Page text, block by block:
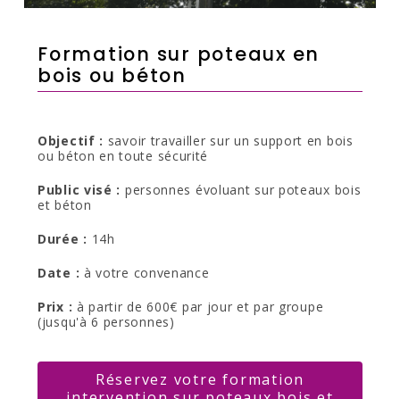
Formation sur poteaux en
bois ou béton
Objectif : savoir travailler sur un support en bois
ou béton en toute sécurité
Public visé : personnes évoluant sur poteaux bois
et béton
Durée : 14h
Date : à votre convenance
Prix : à partir de 600€ par jour et par groupe
(jusqu'à 6 personnes)
Réservez votre formation